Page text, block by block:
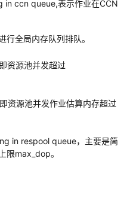
in ccn queue,表示作业在CCN
行全局内存队列排队。
资源池并发超过
资源池并发作业估算内存超过
in respool queue，主要是简
限max_dop。